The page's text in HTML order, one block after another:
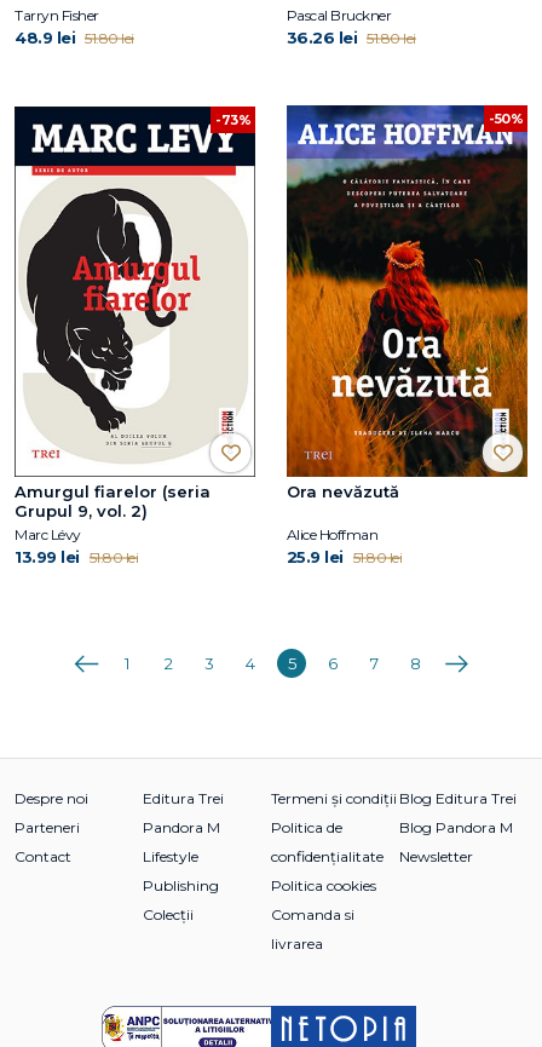
Tarryn Fisher
48.9 lei 51.80 lei
Pascal Bruckner
36.26 lei 51.80 lei
-73%
Amurgul fiarelor (seria
Grupul 9, vol. 2)
Marc Lévy
13.99 lei 51.80 lei
-50%
Ora nevăzută
Alice Hoffman
25.9 lei 51.80 lei
Anterioara
1 2 3 4 5 6 7 8 Următoarea
Despre noi
Parteneri
Contact
Editura Trei
Pandora M
Lifestyle
Publishing
Colecții
Termeni și condiții
Politica de
confidențialitate
Politica cookies
Comanda si
livrarea
Blog Editura Trei
Blog Pandora M
Newsletter